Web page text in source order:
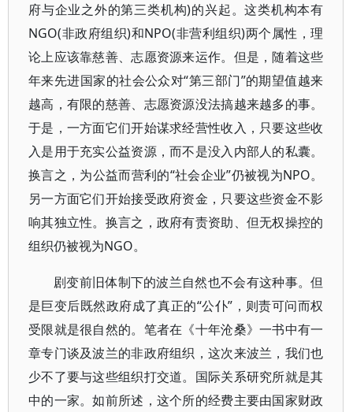
府与企业之外的第三类机构)的兴起。这类机构本有
NGO(非政府组织)和NPO(非营利组织)两个属性，理
论上应该靠慈善、志愿资源来运作。但是，随着这些
年来先进国家的社会公众对“第三部门”的期望值越来
越高，有限的慈善、志愿资源没法搞越来越多的事。
于是，一方面它们开始谋求经营性收入，只要这些收
入是用于充实公益资源，而不是没入内部人的私囊。
换言之，为公益而营利的“社会企业”仍被视为NPO。
另一方面它们开始接受政府资金，只要这些资金不影
响其独立性。换言之，政府有责资助、但无权操控的
组织仍被视为NGO。
剧变前旧体制下的波兰自然也不会有这种事。但
是巨变后既然政府成了真正的“公仆”，则责可问而权
受限就是很自然的。笔者在《十年沧桑》一书中有一
章专门谈及波兰的非政府组织，这次来波兰，我们也
少不了要与这些组织打交道。国际关系研究所就是其
中的一家。如前所述，这个所的经费主要由国家财政